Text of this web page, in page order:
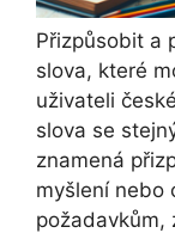
Přizpůsobit a
slova, které
uživateli
slova se
znamená
myšlení nebo
požadavkům,